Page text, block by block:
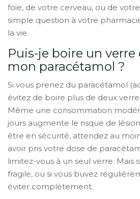
foie, de votre cerveau, ou de
simple question à votre
la vie.
Puis-je boire un verre
mon paracétamol ?
Si vous prenez du paracétamol
évitez de boire plus de deux
Même une consommation
jours augmente le risque de
être en sécurité, attendez au
avoir pris votre dose de
limitez-vous à un seul verre. Mais
fragile, ou si vous buvez
éviter complètement.